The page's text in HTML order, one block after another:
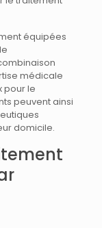
équipées
médicale
pour le
peuvent ainsi
domicile.